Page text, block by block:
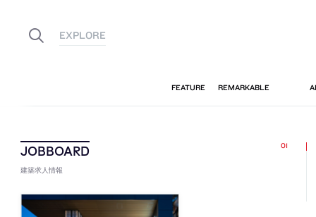
建築求人情報